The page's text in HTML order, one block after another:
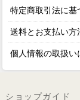
特定商取引法に基
送料とお支払い方
個人情報の取扱い
ショップガイド